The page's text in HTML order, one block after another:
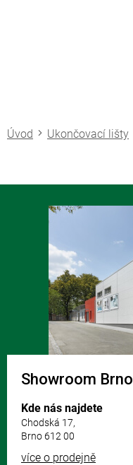
Ukončovací lišty
Showroom Brno
Kde nás najdete
Chodská 17,
Brno 612 00
více o prodejně